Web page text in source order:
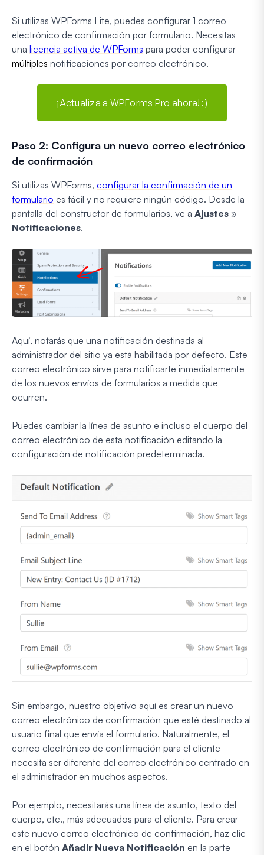
Si utilizas WPForms Lite, puedes configurar 1 correo
electrónico de confirmación por formulario. Necesitas
una licencia activa de WPForms para poder configurar
múltiples notificaciones por correo electrónico.
¡Actualiza a WPForms Pro ahora! :)
Paso 2: Configura un nuevo correo electrónico
de confirmación
Si utilizas WPForms, configurar la confirmación de un
formulario es fácil y no requiere ningún código. Desde la
pantalla del constructor de formularios, ve a Ajustes »
Notificaciones.
Aquí, notarás que una notificación destinada al
administrador del sitio ya está habilitada por defecto. Este
correo electrónico sirve para notificarte inmediatamente
de los nuevos envíos de formularios a medida que
ocurren.
Puedes cambiar la línea de asunto e incluso el cuerpo del
correo electrónico de esta notificación editando la
configuración de notificación predeterminada.
Sin embargo, nuestro objetivo aquí es crear un nuevo
correo electrónico de confirmación que esté destinado al
usuario final que envía el formulario. Naturalmente, el
correo electrónico de confirmación para el cliente
necesita ser diferente del correo electrónico centrado en
el administrador en muchos aspectos.
Por ejemplo, necesitarás una línea de asunto, texto del
cuerpo, etc., más adecuados para el cliente. Para crear
este nuevo correo electrónico de confirmación, haz clic
en el botón Añadir Nueva Notificación en la parte